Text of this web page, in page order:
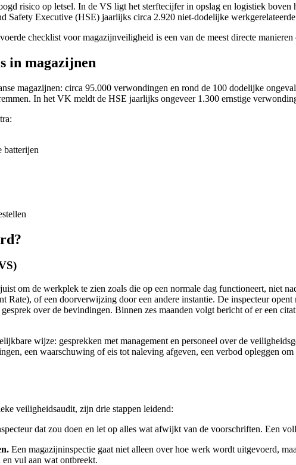
risico op letsel. In de VS ligt het sterftecijfer in opslag en logistiek boven
Executive (HSE) jaarlijks circa 2.920 niet-dodelijke
checklist voor magazijnveiligheid is een van de meest directe
in magazijnen
magazijnen: circa 95.000 verwondingen en rond de 100 dodelijke
In het VK meldt de HSE jaarlijks ongeveer 1.300 ernstige
batterijen
om de werkplek te zien zoals die op een normale dag functioneert, niet
of een doorverwijzing door een andere instantie. De inspecteur
over de bevindingen. Binnen zes maanden volgt bericht of er een
wijze: gesprekken met management en personeel over de
een waarschuwing of eis tot naleving afgeven, een verbod opleggen
veiligheidsaudit, zijn drie stappen leidend:
dat zou doen en let op alles wat afwijkt van de voorschriften. Een
Een magazijninspectie gaat niet alleen over hoe werk wordt uitgevoerd,
vul aan wat ontbreekt.